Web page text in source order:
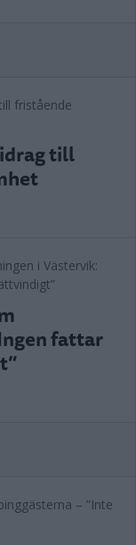
till
fattar